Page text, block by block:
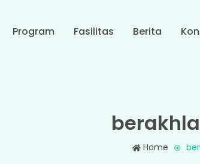
Program Fasilitas Berita
Home